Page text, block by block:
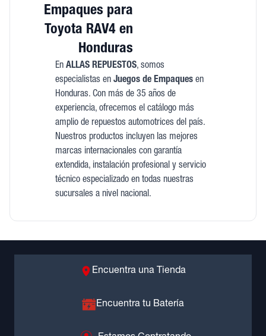
Empaques para
Toyota RAV4 en
Honduras
En ALLAS REPUESTOS, somos
especialistas en Juegos de Empaquesen
Honduras. Con más de 35 años de
experiencia, ofrecemos el catálogo más
amplio de repuestos automotrices del país.
Nuestros productos incluyen las mejores
marcas internacionales con garantía
extendida, instalación profesional y servicio
técnico especializado en todas nuestras
sucursales a nivel nacional.
Encuentra una Tienda
Encuentra tu Batería